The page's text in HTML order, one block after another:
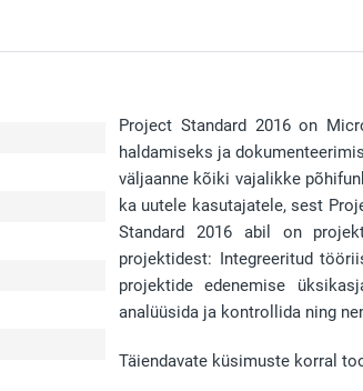
Project Standard 2016 on
haldamiseks ja
väljaanne kõiki vajalikke
ka uutele kasutajatele, sest
Standard 2016 abil on
projektidest: Integreeritud
projektide edenemise
analüüsida ja kontrollida ning
Täiendavate küsimuste korral